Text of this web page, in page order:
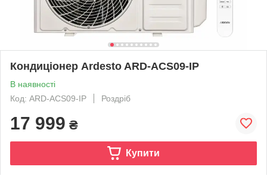
Кондиціонер Ardesto ARD-ACS09-IP
В наявності
Код: ARD-ACS09-IP
Роздріб
17 999 ₴
Купити